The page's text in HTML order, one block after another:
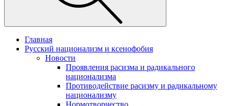
Главная
Русский национализм и ксенофобия
Новости
Проявления расизма и радикального
национализма
Противодействие расизму и радикальному
национализму
Нормотворчество